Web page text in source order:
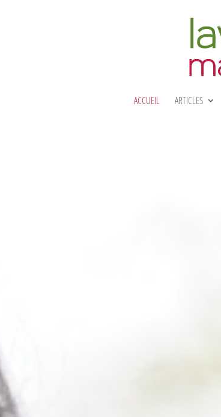
ACCUEIL ARTICLES